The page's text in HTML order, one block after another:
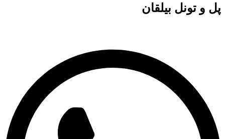
پل و تونل بیلقان